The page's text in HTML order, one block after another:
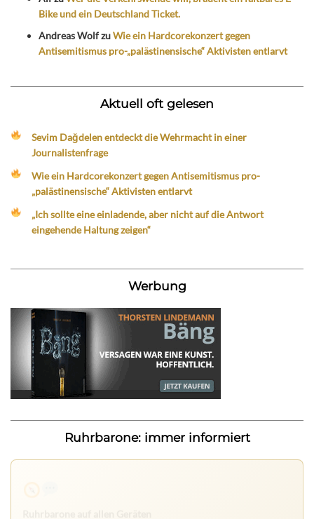
Bike und ein Deutschland Ticket.
Andreas WolfzuWie ein Hardcorekonzert gegen
Antisemitismus pro-„palästinensische“ Aktivisten entlarvt
Aktuell oft gelesen
Sevim Dağdelen entdeckt die Wehrmacht in einer
Journalistenfrage
Wie ein Hardcorekonzert gegen Antisemitismus pro-
„palästinensische“ Aktivisten entlarvt
„Ich sollte eine einladende, aber nicht auf die Antwort
eingehende Haltung zeigen“
Werbung
Ruhrbarone: immer informiert